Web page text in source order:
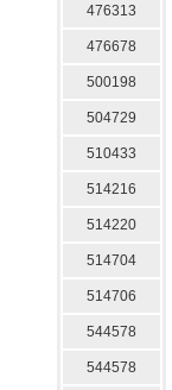
476313
476678
500198
504729
510433
514216
514220
514704
514706
544578
544578